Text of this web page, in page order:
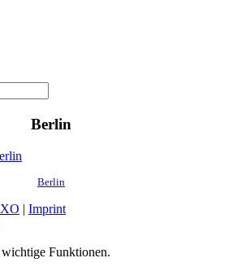
Berlin
Berlin
| Imprint
Funktionen.